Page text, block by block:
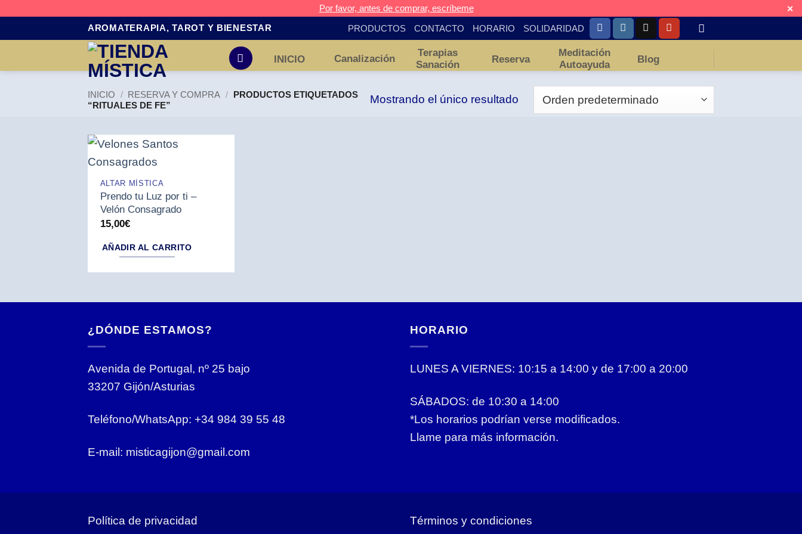
Por favor, antes de comprar, escríbeme ✕
al
AROMATERAPIA, TAROT Y BIENESTAR PRODUCTOS CONTACTO HORARIO SOLIDARIDAD
INICIO Canalización
Terapias
Sanación
Reserva
Meditación
Autoayuda
Blog
INICIO / RESERVA Y COMPRA / PRODUCTOS ETIQUETADOS
“RITUALES DE FE”
Mostrando el único resultado
ALTAR MÍSTICA
Prendo tu Luz por ti –
Velón Consagrado
15,00€
AÑADIR AL CARRITO
¿DÓNDE ESTAMOS?
Avenida de Portugal, nº 25 bajo
33207 Gijón/Asturias
Teléfono/WhatsApp: +34 984 39 55 48
E-mail: misticagijon@gmail.com
HORARIO
LUNES A VIERNES: 10:15 a 14:00 y de 17:00 a 20:00
SÁBADOS: de 10:30 a 14:00
*Los horarios podrían verse modificados.
Llame para más información.
Política de privacidad Términos y condiciones